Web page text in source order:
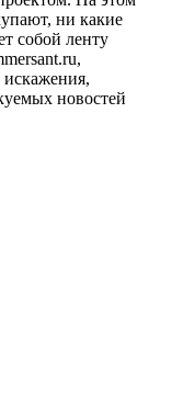
ни какие
собой ленту
новостей